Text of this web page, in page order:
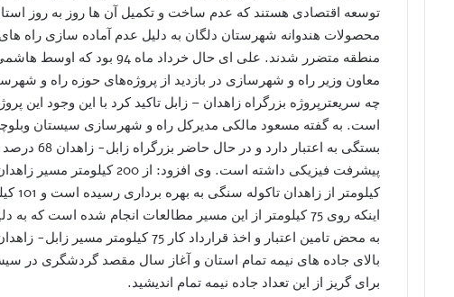
توسعه اقتصادی هستند که عدم ساخت و تکمیل آن ها روز به روز
محصولات هندوانه شهرستان دلگان به دلیل عدم آماده سازی راه
منطقه متضرر شدند. علی ای حال
معاون وزیر راه و شهرسازی در بازدید از پروژه‌های حوزه راه و
است. به گفته مسعود مالکی مدیرکل راه و شهرسازی سیستان
اینکه روی 75 کیلومتر از این مسیر مطالعات انجام شده است
به محض تامین اعتبار و اخذ قرارداد کار
بالای جاده های نیمه تمام استان و آغاز سال مقصد گردشگری در
برای گریز از این تعداد جاده نیمه تمام اندیشید.